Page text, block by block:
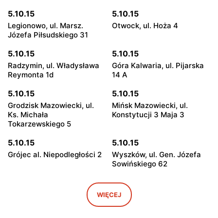
5.10.15
Legionowo, ul. Marsz.
Józefa Piłsudskiego 31
5.10.15
Otwock, ul. Hoża 4
5.10.15
Radzymin, ul. Władysława
Reymonta 1d
5.10.15
Góra Kalwaria, ul. Pijarska
14 A
5.10.15
Grodzisk Mazowiecki, ul.
Ks. Michała
Tokarzewskiego 5
5.10.15
Mińsk Mazowiecki, ul.
Konstytucji 3 Maja 3
5.10.15
Grójec al. Niepodległości 2
5.10.15
Wyszków, ul. Gen. Józefa
Sowińskiego 62
Warka, ul. Senatorska 3
5.10.15
Pułtusk, ul. 3 Maja 12
WIĘCEJ